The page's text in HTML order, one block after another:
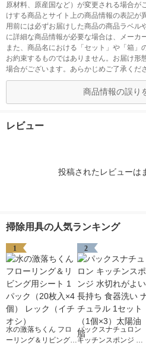
原材料、原産国など）が変更される場合が
けする商品とサイト上の商品情報の表記が
用前には必ずお届けした商品の商品ラベル
に詳細な商品情報が必要な場合は、メーカ
また、商品名における「セット」や「箱」
お約束するものではありません。お届け形
場合がございます。あらかじめご了承くだ
商品情報の誤り
レビュー
投稿されたレビューは
掃除用具の人気ランキング
1
水の激落ちくん フロ
ーリング＆リビング用
2
パックスナチュロン
キッチンスポンジ 水